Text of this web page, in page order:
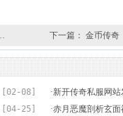
下一篇： 金币传奇
[02-08] ·新开传奇私服网
用具体剖析
[04-25] ·赤月恶魔剖析玄